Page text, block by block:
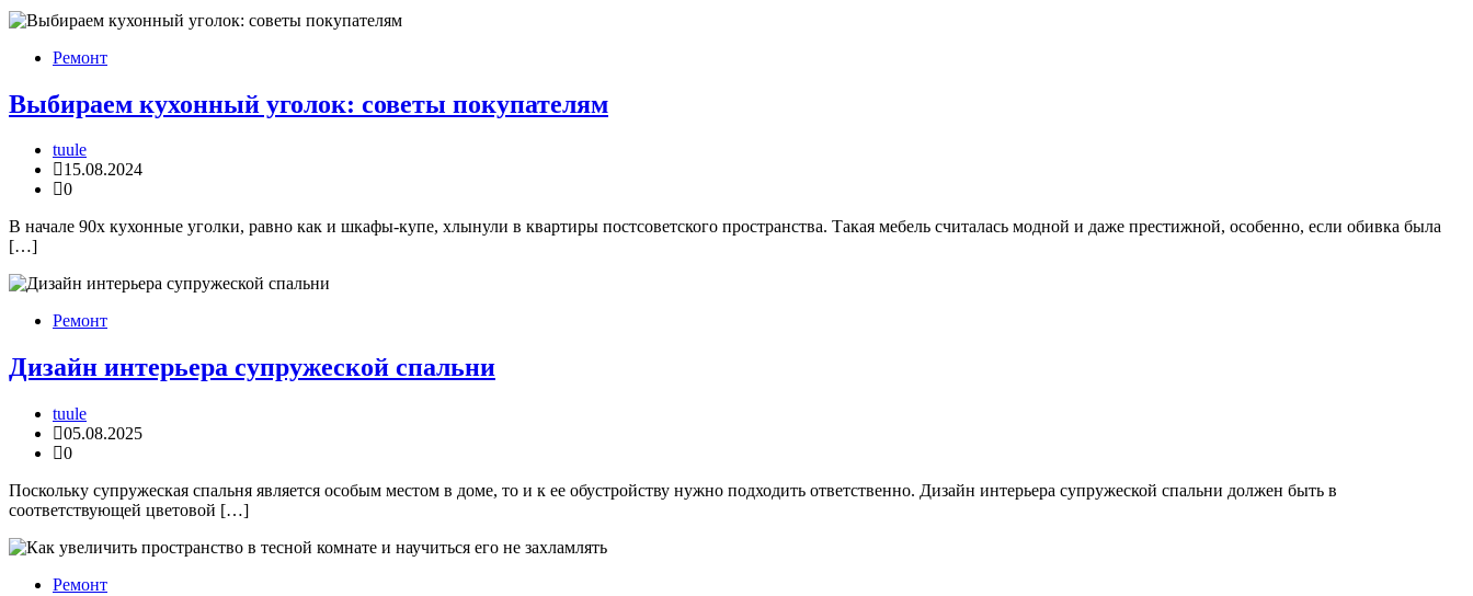
Ремонт
Выбираем кухонный уголок: советы покупателям
tuule
15.08.2024
0
В начале 90х кухонные уголки, равно как и шкафы-купе, хлынули в квартиры постсоветского пространства. Такая мебель считалась модной и даже престижной, особенно, если обивка была
[…]
Ремонт
Дизайн интерьера супружеской спальни
tuule
05.08.2025
0
Поскольку супружеская спальня является особым местом в доме, то и к ее обустройству нужно подходить ответственно. Дизайн интерьера супружеской спальни должен быть в
соответствующей цветовой […]
Ремонт